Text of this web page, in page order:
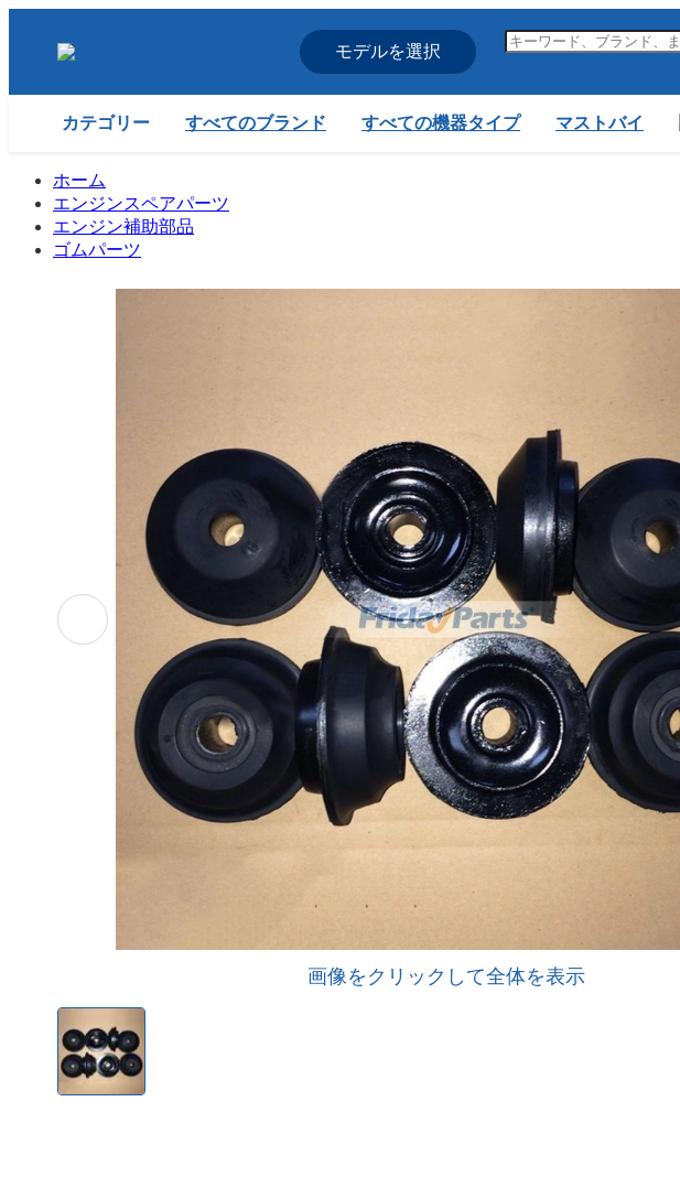
モデルを選択
カテゴリー すべてのブランド すべての機器タイプ マストバイ
ホーム
エンジンスペアパーツ
エンジン補助部品
ゴムパーツ
画像をクリックして全体を表示